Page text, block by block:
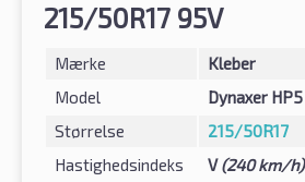
215/50R17 95V
Mærke
Kleber
Model
Dynaxer HP5
Størrelse
215/50R17
Hastighedsindeks
V(240 km/h)